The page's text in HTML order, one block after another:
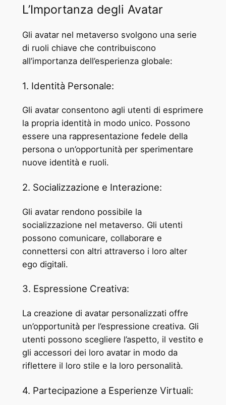
L’Importanza degli Avatar
Gli avatar nel metaverso svolgono una serie
di ruoli chiave che contribuiscono
all’importanza dell’esperienza globale:
1. Identità Personale:
Gli avatar consentono agli utenti di esprimere
la propria identità in modo unico. Possono
essere una rappresentazione fedele della
persona o un’opportunità per sperimentare
nuove identità e ruoli.
2. Socializzazione e Interazione:
Gli avatar rendono possibile la
socializzazione nel metaverso. Gli utenti
possono comunicare, collaborare e
connettersi con altri attraverso i loro alter
ego digitali.
3. Espressione Creativa:
La creazione di avatar personalizzati offre
un’opportunità per l’espressione creativa. Gli
utenti possono scegliere l’aspetto, il vestito e
gli accessori dei loro avatar in modo da
riflettere il loro stile e la loro personalità.
4. Partecipazione a Esperienze Virtuali: